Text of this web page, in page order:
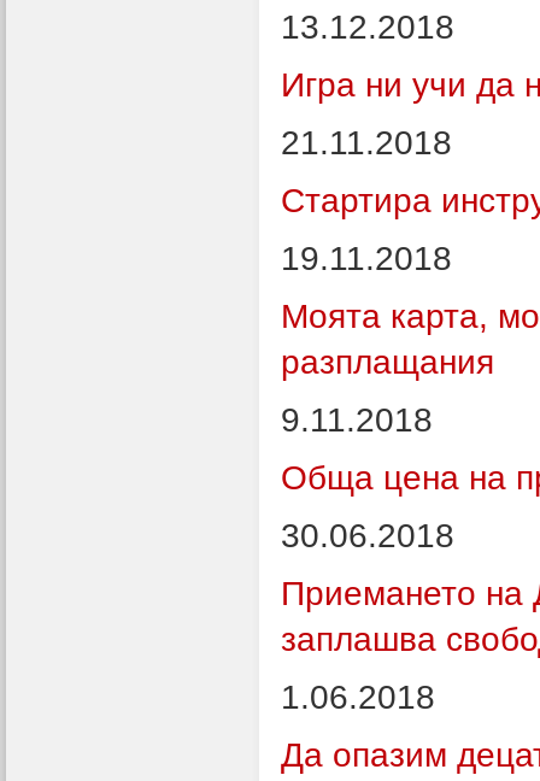
13.12.2018
Игра ни учи да
21.11.2018
Стартира
19.11.2018
Моята карта,
разплащания
9.11.2018
Обща цена на
30.06.2018
Приемането на
заплашва
1.06.2018
Да опазим